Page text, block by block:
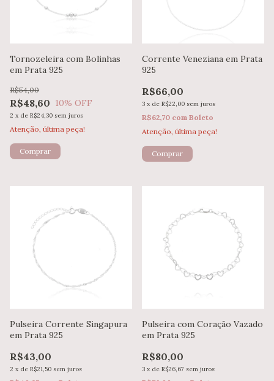
Tornozeleira com Bolinhas
em Prata 925
R$48,60
R$54,00
10% OFF
2 x de R$24,30 sem juros
Atenção, última peça!
Corrente Veneziana em Prata
925
R$66,00
3 x de R$22,00 sem juros
R$62,70 com Boleto
Atenção, última peça!
Comprar
Pulseira Corrente Singapura
em Prata 925
R$43,00
2 x de R$21,50 sem juros
Pulseira com Coração Vazado
em Prata 925
R$80,00
3 x de R$26,67 sem juros